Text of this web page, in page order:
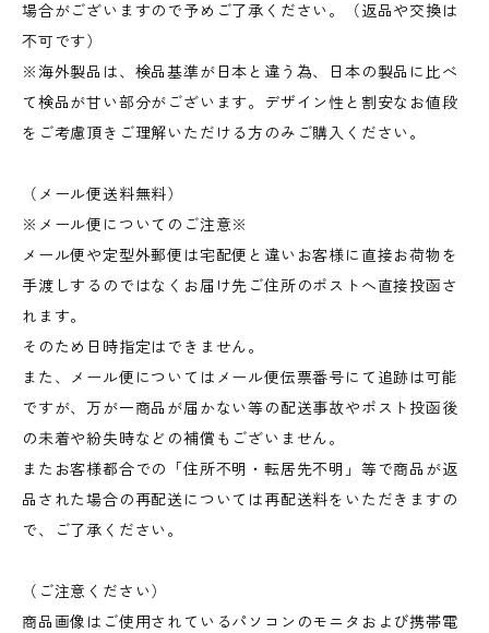
場合がございますので予めご了承ください。（返品や交換は
不可です）
※海外製品は、検品基準が日本と違う為、日本の製品に比べ
て検品が甘い部分がございます。デザイン性と割安なお値段
をご考慮頂きご理解いただける方のみご購入ください。
（メール便送料無料）
※メール便についてのご注意※
メール便や定型外郵便は宅配便と違いお客様に直接お荷物を
手渡しするのではなくお届け先ご住所のポストへ直接投函さ
れます。
そのため日時指定はできません。
また、メール便についてはメール便伝票番号にて追跡は可能
ですが、万が一商品が届かない等の配送事故やポスト投函後
の未着や紛失時などの補償もございません。
またお客様都合での「住所不明・転居先不明」等で商品が返
品された場合の再配送については再配送料をいただきますの
で、ご了承ください。
（ご注意ください）
商品画像はご使用されているパソコンのモニタおよび携帯電